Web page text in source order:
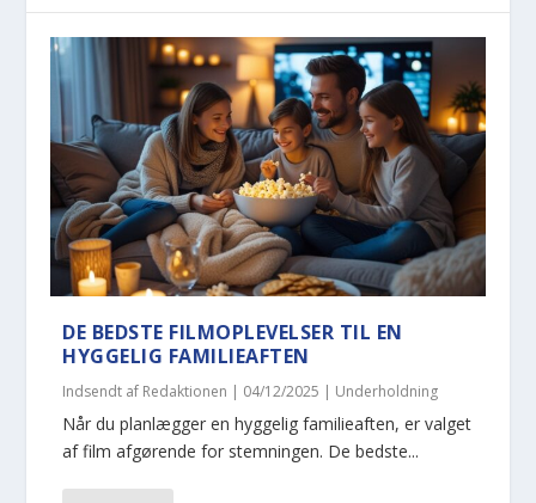
DE BEDSTE FILMOPLEVELSER TIL EN
HYGGELIG FAMILIEAFTEN
Indsendt af Redaktionen | 04/12/2025 | Underholdning
Når du planlægger en hyggelig familieaften, er valget
af film afgørende for stemningen. De bedste...